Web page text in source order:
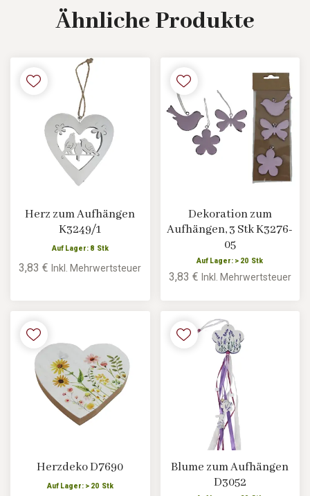
Ähnliche Produkte
Herz zum Aufhängen
K3249/1
Auf Lager: 8 Stk
3,83 €Inkl. Mehrwertsteuer
Dekoration zum
Aufhängen, 3 Stk K3276-
05
Auf Lager: > 20 Stk
3,83 € Inkl. Mehrwertsteuer
Herzdeko D7690
Auf Lager: > 20 Stk
Blume zum Aufhängen
D3052